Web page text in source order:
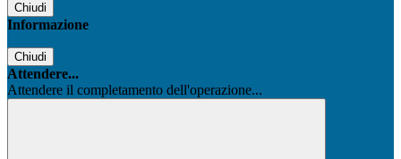
Chiudi
Informazione
Chiudi
Attendere...
Attendere il completamento dell'operazione...